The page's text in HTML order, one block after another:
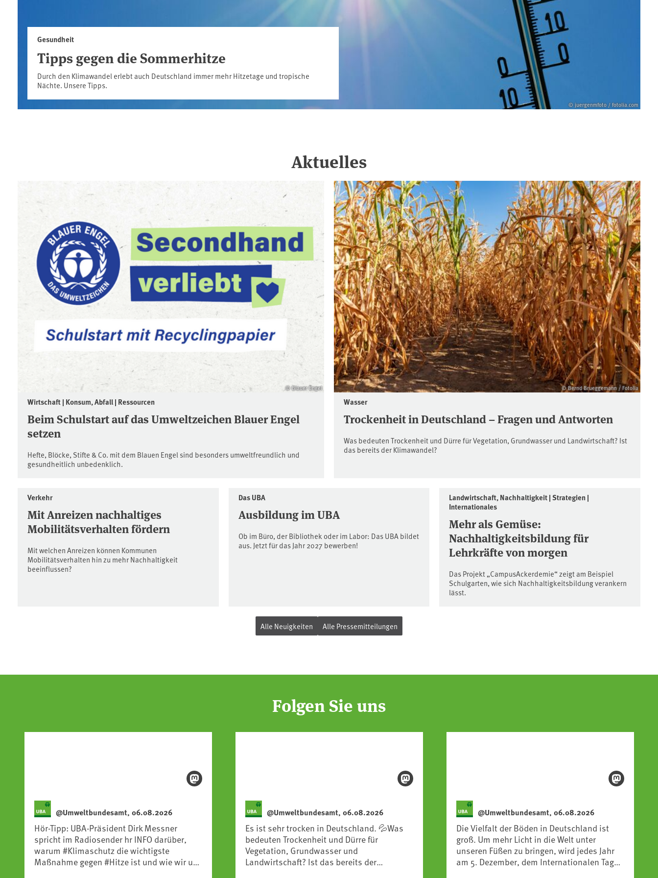
Aktuelles
© juergenmfoto / fotolia.com
Gesundheit
Tipps gegen die Sommerhitze
Durch den Klimawandel erlebt auch Deutschland immer mehr Hitzetage und tropische
Nächte. Unsere Tipps.
© Blauer Engel
Wirtschaft | Konsum, Abfall | Ressourcen
Beim Schulstart auf das Umweltzeichen Blauer Engel
setzen
Hefte, Blöcke, Stifte & Co. mit dem Blauen Engel sind besonders umweltfreundlich und
gesundheitlich unbedenklich.
© Bernd Brueggemann / Fotolia
Wasser
Trockenheit in Deutschland – Fragen und Antworten
Was bedeuten Trockenheit und Dürre für Vegetation, Grundwasser und Landwirtschaft? Ist
das bereits der Klimawandel?
Verkehr
Mit Anreizen nachhaltiges
Mobilitätsverhalten fördern
Mit welchen Anreizen können Kommunen
Mobilitätsverhalten hin zu mehr Nachhaltigkeit
beeinflussen?
Das UBA
Ausbildung im UBA
Ob im Büro, der Bibliothek oder im Labor: Das UBA bildet
aus. Jetzt für das Jahr 2027 bewerben!
Landwirtschaft, Nachhaltigkeit | Strategien |
Internationales
Mehr als Gemüse:
Nachhaltigkeitsbildung für
Lehrkräfte von morgen
Das Projekt „CampusAckerdemie“ zeigt am Beispiel
Schulgarten, wie sich Nachhaltigkeitsbildung verankern
lässt.
Alle Neuigkeiten Alle Pressemitteilungen
Folgen Sie uns
@Umweltbundesamt, 06.08.2026
Hör-Tipp: UBA-Präsident Dirk Messner
spricht im Radiosender hr INFO darüber,
warum #Klimaschutz die wichtigste
Maßnahme gegen #Hitze ist und wie wir uns
@Umweltbundesamt, 06.08.2026
Es ist sehr trocken in Deutschland. 💦Was
bedeuten Trockenheit und Dürre für
Vegetation, Grundwasser und
Landwirtschaft? Ist das bereits der
@Umweltbundesamt, 06.08.2026
Die Vielfalt der Böden in Deutschland ist
groß. Um mehr Licht in die Welt unter
unseren Füßen zu bringen, wird jedes Jahr
am 5. Dezember, dem Internationalen Tag